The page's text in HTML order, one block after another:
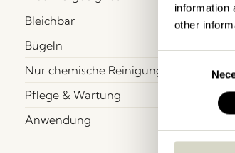
information
other
Selection
Bleichbar
Bügeln
Nur chemische Reinigung
Pflege & Wartung
Anwendung